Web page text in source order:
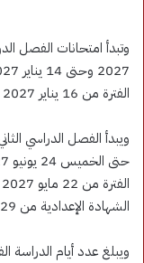
الفترة من 16 يناير 2027 وحتى 21 يناير 2027.
الشهادة الإعدادية من 29 مايو 2027 وحتى 3 يونيو 2027.